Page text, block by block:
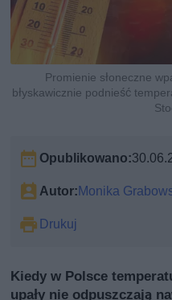
Promienie słoneczne
błyskawicznie podnieść
Opublikowano:
Autor:Monika
Drukuj
Kiedy w Polsce
upały nie odpuszczają